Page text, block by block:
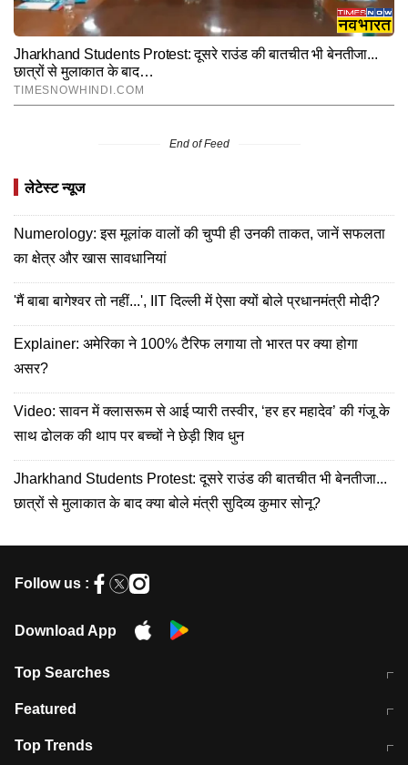
End of Feed
लेटेस्ट न्यूज
Numerology: इस मूलांक वालों की चुप्पी ही उनकी ताकत, जानें सफलता
का क्षेत्र और खास सावधानियां
'मैं बाबा बागेश्वर तो नहीं...', IIT दिल्ली में ऐसा क्यों बोले प्रधानमंत्री मोदी?
Explainer: अमेरिका ने 100% टैरिफ लगाया तो भारत पर क्या होगा
असर?
Video: सावन में क्लासरूम से आई प्यारी तस्वीर, ‘हर हर महादेव’ की गंजू के
साथ ढोलक की थाप पर बच्चों ने छेड़ी शिव धुन
Jharkhand Students Protest: दूसरे राउंड की बातचीत भी बेनतीजा...
छात्रों से मुलाकात के बाद क्या बोले मंत्री सुदिव्य कुमार सोनू?
Follow us :
Download App
Top Searches
मुंबई में लगे 'जेन जी' के पोस्टर, लिखा- 'मैं
Featured
10 अगस्त को विधानसभा का घेराव करेंगे
Top Trends